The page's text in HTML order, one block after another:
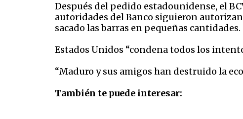
Después del pedido estadounidense, el
autoridades del Banco siguieron
sacado las barras en pequeñas cantidades.
Estados Unidos “condena todos los
“Maduro y sus amigos han destruido la
También te puede interesar: